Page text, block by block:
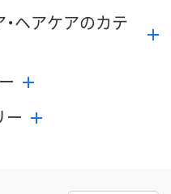
ヘアケアのカテ
ー